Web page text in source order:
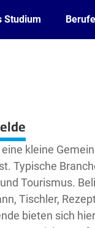
Studium Berufe
kleine
Typische
Tourismus.
Tischler,
bieten sich